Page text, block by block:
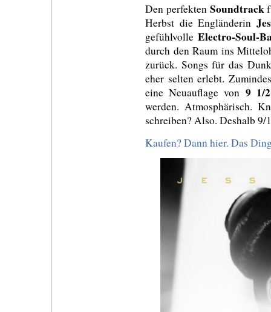
Den perfekten Soundtrack
Herbst die Engländerin
gefühlvolleElectro-Soul-
durch den Raum ins
zurück. Songs für das
eher selten erlebt.
eine Neuauflage von 9 1/
werden. Atmosphärisch.
schreiben? Also. Deshalb 9/
Kaufen? Dann hier. Das